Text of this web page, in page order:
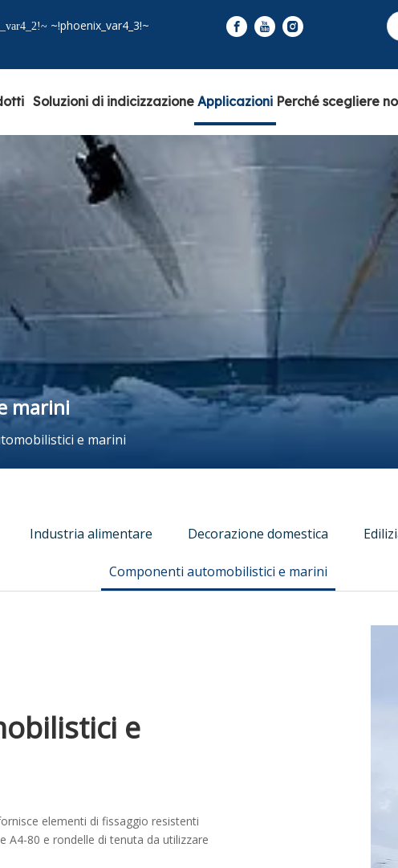
~!phoenix_var4_3!~
Soluzioni di indicizzazione Applicazioni Perché scegliere
marini
e marini
Industria alimentare Decorazione domestica
Componenti automobilistici e marini
e
elementi di fissaggio resistenti
A4-80 e rondelle di tenuta da utilizzare